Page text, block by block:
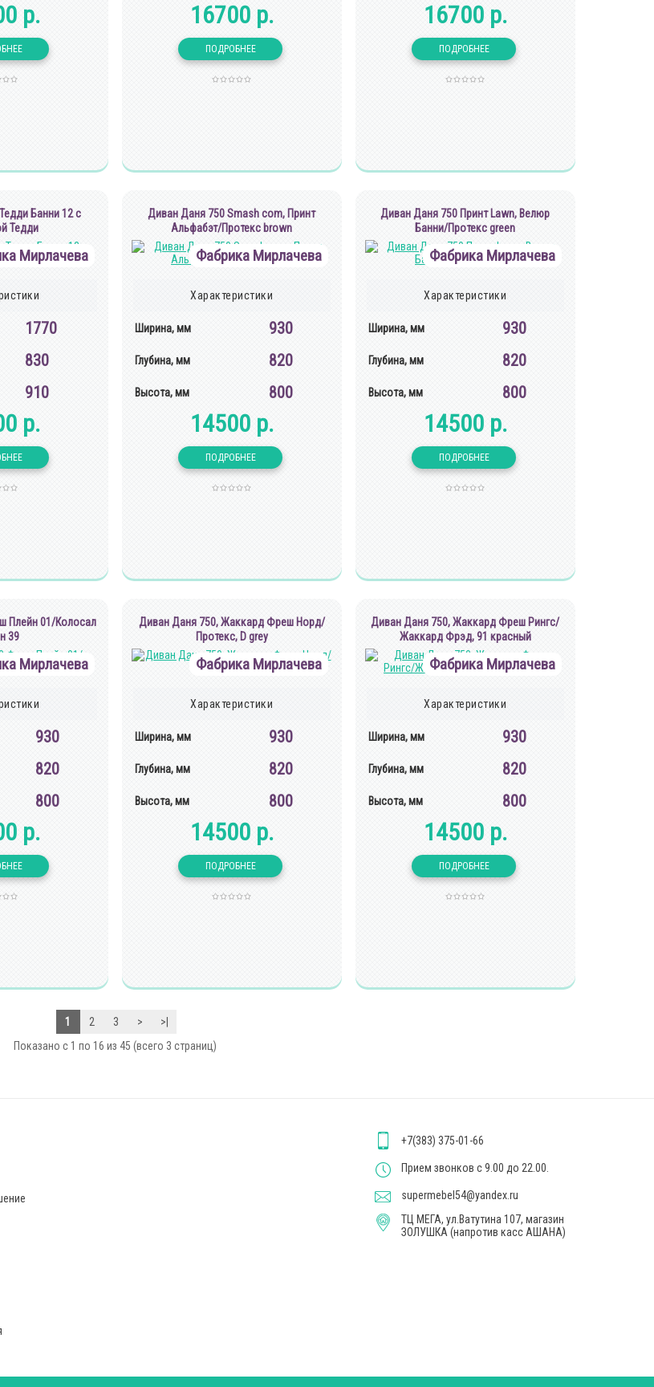
р. 16700 р. 16700 р.
Банни 12 с
Тедди
Мирлачева
1770
830
910
р.
Диван Даня 750 Smash com, Принт
Альфабэт/Протекс brown
Фабрика Мирлачева
Характеристики
Ширина, мм 930
Глубина, мм 820
Высота, мм 800
14500 р.
Диван Даня 750 Принт Lawn, Велюр
Банни/Протекс green
Фабрика Мирлачева
Характеристики
Ширина, мм 930
Глубина, мм 820
Высота, мм 800
14500 р.
Плейн 01/Колосал
39
Мирлачева
930
820
800
р.
Диван Даня 750, Жаккард Фреш Норд/
Протекс, D grey
Фабрика Мирлачева
Характеристики
Ширина, мм 930
Глубина, мм 820
Высота, мм 800
14500 р.
Диван Даня 750, Жаккард Фреш Рингс/
Жаккард Фрэд, 91 красный
Фабрика Мирлачева
Характеристики
Ширина, мм 930
Глубина, мм 820
Высота, мм 800
14500 р.
1 2 3 >
>|
Показано с 1 по 16 из 45 (всего 3 страниц)
+7(383) 375-01-66
Прием звонков с 9.00 до 22.00.
supermebel54@yandex.ru
ТЦ МЕГА, ул.Ватутина 107, магазин
ЗОЛУШКА (напротив касс АШАНА)